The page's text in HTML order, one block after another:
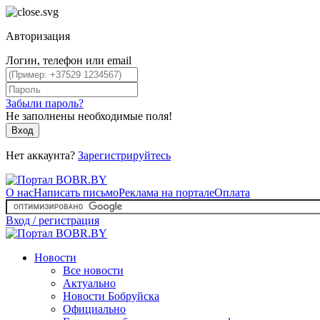
Авторизация
Логин, телефон или email
Забыли пароль?
Не заполнены необходимые поля!
Вход
Нет аккаунта? Зарегистрируйтесь
О насНаписать письмоРеклама на порталеОплата
Вход / регистрация
Новости
Все новости
Актуально
Новости Бобруйска
Официально